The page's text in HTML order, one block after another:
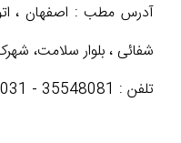
آدرس مطب : اصفهان ،
شفائی ، بلوار سلامت،
تلفن : 35548081 - 031